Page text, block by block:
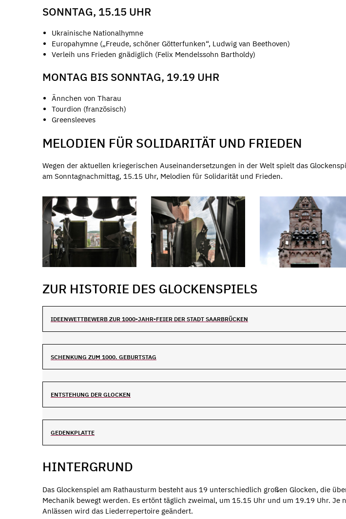
SONNTAG, 15.15 UHR
Ukrainische Nationalhymne
Europahymne („Freude, schöner Götterfunken“, Ludwig van Beethoven)
Verleih uns Frieden gnädiglich (Felix Mendelssohn Bartholdy)
MONTAG BIS SONNTAG, 19.19 UHR
Ännchen von Tharau
Tourdion (französisch)
Greensleeves
MELODIEN FÜR SOLIDARITÄT UND FRIEDEN
Wegen der aktuellen kriegerischen Auseinandersetzungen in der Welt spielt das
am Sonntagnachmittag, 15.15 Uhr, Melodien für Solidarität und Frieden.
ZUR HISTORIE DES GLOCKENSPIELS
IDEENWETTBEWERB ZUR 1000-JAHR-FEIER DER STADT SAARBRÜCKEN
SCHENKUNG ZUM 1000. GEBURTSTAG
ENTSTEHUNG DER GLOCKEN
GEDENKPLATTE
HINTERGRUND
Das Glockenspiel am Rathausturm besteht aus 19 unterschiedlich großen Glocken, die
Mechanik bewegt werden. Es ertönt täglich zweimal, um 15.15 Uhr und um 19.19 Uhr. Je
Anlässen wird das Liederrepertoire geändert.